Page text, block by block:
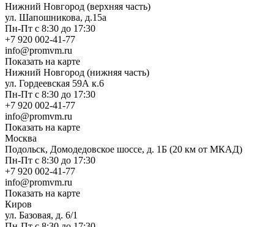
Нижний Новгород (верхняя часть)
ул. Шапошникова, д.15а
Пн-Пт с 8:30 до 17:30
+7 920 002-41-77
info@promvm.ru
Показать на карте
Нижний Новгород (нижняя часть)
ул. Гордеевская 59А к.6
Пн-Пт с 8:30 до 17:30
+7 920 002-41-77
info@promvm.ru
Показать на карте
Москва
Подольск, Домодедовское шоссе, д. 1Б (20 км от МКАД)
Пн-Пт с 8:30 до 17:30
+7 920 002-41-77
info@promvm.ru
Показать на карте
Киров
ул. Базовая, д. 6/1